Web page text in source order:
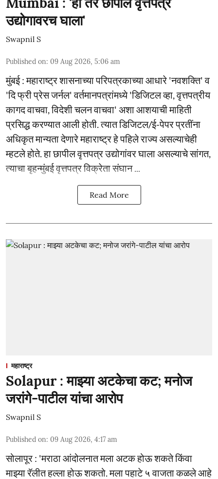
उद्योगावरच घाला'
Swapnil S
Published on: 09 Aug 2026, 5:06 am
मुंबई : महाराष्ट्र शासनाच्या परिपत्रकाच्या आधारे 'नवशक्ति' व
'दि फ्री प्रेस जर्नल' वर्तमानपत्रांमध्ये 'डिजिटल व्हा, वृत्तपत्रीय
कागद वाचवा, विदेशी चलन वाचवा' अशा आशयाची माहिती
प्रसिद्ध करण्यात आली होती. त्यात डिजिटल/ई-पेपर प्रतींना
अधिकृत मान्यता देणारे महाराष्ट्र हे पहिले राज्य असल्याचेही
म्हटले होते. हा छापील वृत्तपत्र उद्योगांवर घाला असल्याचे सांगत,
त्याचा बृहन्मुंबई वृत्तपत्र विक्रेता संघान ...
Read More
महाराष्ट्र
Solapur : माझ्या अटकेचा कट; मनोज
जरांगे-पाटील यांचा आरोप
Swapnil S
Published on: 09 Aug 2026, 4:17 am
सोलापूर : 'मराठा आंदोलनात मला अटक होऊ शकते किंवा
माझ्या रॅलीत हल्ला होऊ शकतो. मला पहाटे ५ वाजता कळले आहे